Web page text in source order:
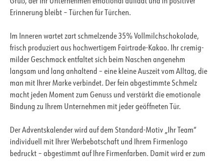
Gruß, der Ihr Unternehmen emotional auflädt und in positiver
Erinnerung bleibt – Türchen für Türchen.
Im Inneren wartet zart schmelzende 35% Vollmilchschokolade,
frisch produziert aus hochwertigem Fairtrade-Kakao. Ihr cremig-
milder Geschmack entfaltet sich beim Naschen angenehm
langsam und lang anhaltend – eine kleine Auszeit vom Alltag, die
man mit Ihrer Marke verbindet. Der fein abgestimmte Schmelz
macht jeden Moment zum Genuss und verstärkt die emotionale
Bindung zu Ihrem Unternehmen mit jeder geöffneten Tür.
Der Adventskalender wird auf dem Standard-Motiv „Ihr Team“
individuell mit Ihrer Werbebotschaft und Ihrem Firmenlogo
bedruckt – abgestimmt auf Ihre Firmenfarben. Damit wird er zum